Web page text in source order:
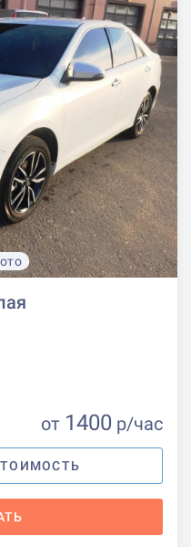
от 1400 р/час